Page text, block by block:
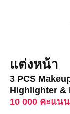
แต่งหน้า
3 PCS
Highlighter &
10 000 คะแนน